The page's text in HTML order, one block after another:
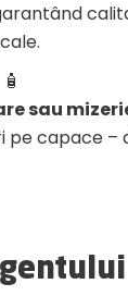
🧴
sau
capace –